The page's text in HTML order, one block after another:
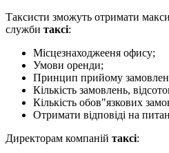
Таксисти зможуть отримати
служби таксі:
Місцезнаходжееня офису;
Умови оренди;
Принцип прийому
Кількість замовлень,
Кількість обов"язкових
Отримати відповіді на
Директорам компаній таксі: